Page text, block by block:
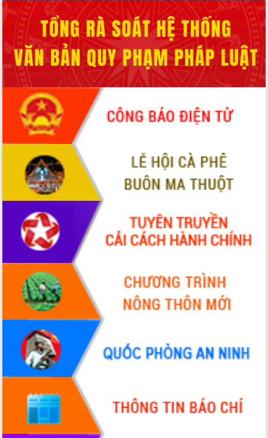
bền vững
Tập huấn nâng cao năng lực triển khai
chuyển đổi số cho cán bộ, công chức
cấp xã
Đắk Lắk phát động hưởng ứng Ngày
Quyền của người tiêu dùng Việt Nam
2026
Đẩy mạnh cải cách hành chính, quyết
tâm đạt được mục tiêu tăng trưởng
hai con số trong năm 2026
Tổ chức trang trọng Lễ hội Đền thờ
Lương Văn Chánh năm 2026
Phó Bí thư Tỉnh ủy Đắk Lắk Đỗ Hữu
Huy giữ chức Bí thư Đảng ủy Ủy Ban
Nhân dân tỉnh
Bệnh án điện tử thúc đẩy chuyển đổi
số y tế tại Đắk Lắk
Chuyển đổi số thư viện: Mở rộng
không gian tri thức trong thời đại số
Đánh giá, rút kinh nghiệm công tác tổ
chức diễn tập trước ngày bầu cử
Chương trình “Gặp gỡ hữu nghị –
Friendship Meeting New Year 2026”
Bầu cử Quốc hội và HĐND: Cử tri Đắk
Lắk gửi gắm niềm tin, kỳ vọng vào lá
phiếu
Đắk Lắk sẵn sàng các điều kiện cho
Ngày hội bầu cử đại biểu Quốc hội
khóa XVI và HĐND các cấp nhiệm kỳ
Đảm bảo cuộc bầu cử đại biểu Quốc
hội và đại biểu HĐND các cấp diễn ra
an toàn, hiệu quả, đúng quy định